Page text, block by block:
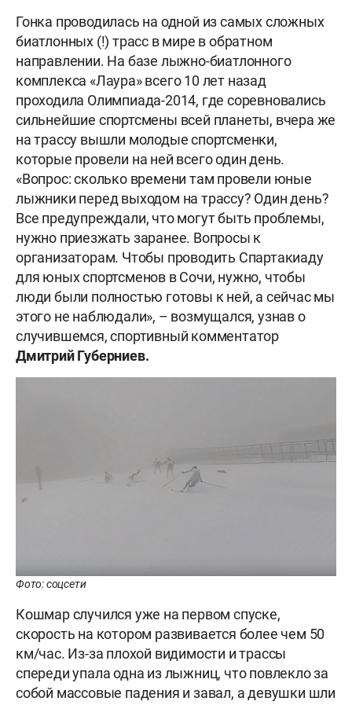
Гонка проводилась на одной из самых сложных
биатлонных (!) трасс в мире в обратном
направлении. На базе лыжно-биатлонного
комплекса «Лаура» всего 10 лет назад
проходила Олимпиада-2014, где соревновались
сильнейшие спортсмены всей планеты, вчера же
на трассу вышли молодые спортсменки,
которые провели на ней всего один день.
«Вопрос: сколько времени там провели юные
лыжники перед выходом на трассу? Один день?
Все предупреждали, что могут быть проблемы,
нужно приезжать заранее. Вопросы к
организаторам. Чтобы проводить Спартакиаду
для юных спортсменов в Сочи, нужно, чтобы
люди были полностью готовы к ней, а сейчас мы
этого не наблюдали», – возмущался, узнав о
случившемся, спортивный комментатор
Дмитрий Губерниев.
Фото: соцсети
Кошмар случился уже на первом спуске,
скорость на котором развивается более чем 50
км/час. Из-за плохой видимости и трассы
спереди упала одна из лыжниц, что повлекло за
собой массовые падения и завал, а девушки шли